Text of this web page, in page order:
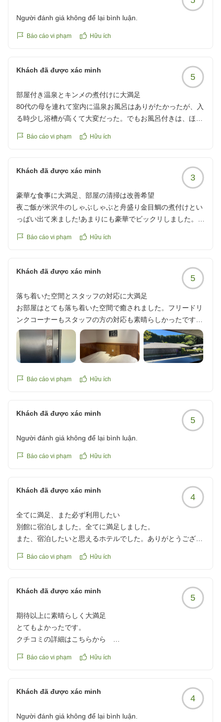
Người đánh giá không để lại bình luận.
Báo cáo vi phạm Hữu ích
Khách đã được xác minh
5
部屋付き温泉とキンメの煮付けに大満足
80代の母を連れて室内に温泉お風呂はありがたかったが、入
る時少し浴槽が高くて大変だった。でもお風呂付きは、ほん
で完食とても美味しかったみたいです。
https://review.travel.rakuten.co.jp/hotel/voice/164532?
Báo cáo vi phạm Hữu ích
Khách đã được xác minh
3
豪華な食事に大満足、部屋の清掃は改善希望
夜ご飯が米沢牛のしゃぶしゃぶと舟盛り金目鯛の煮付けとい
っぱい出て来ました!あまりにも豪華でビックリしました。朝
ました。わがままを言うなら納豆があればって感じでしたね!
うど良く気持ち良かったです。不満と言えば部屋の中にホコ
リが多かった事と布団が自分的には身体が痛くなりました。
クチコミの詳細はこちらから
https://review.travel.rakuten.co.jp/hotel/voice/164532?
reviewId=33123478289282
Báo cáo vi phạm Hữu ích
Khách đã được xác minh
5
落ち着いた空間とスタッフの対応に大満足
お部屋はとても落ち着いた空間で癒されました。フリードリ
ンクコーナーもスタッフの方の対応も素晴らしかったです。
また行きたいです。
クチコミの詳細はこちらから
https://review.travel.rakuten.co.jp/hotel/voice/164532?
Báo cáo vi phạm Hữu ích
Khách đã được xác minh
5
Người đánh giá không để lại bình luận.
Báo cáo vi phạm Hữu ích
Khách đã được xác minh
4
全てに満足、また必ず利用したい
別館に宿泊しました。全てに満足しました。
また、宿泊したいと思えるホテルでした。ありがとうござい
クチコミの詳細はこちらから
Báo cáo vi phạm Hữu ích
Khách đã được xác minh
5
期待以上に素晴らしく大満足
とてもよかったです。
クチコミの詳細はこちらから
reviewId=33123478218763
Báo cáo vi phạm Hữu ích
Khách đã được xác minh
4
Người đánh giá không để lại bình luận.